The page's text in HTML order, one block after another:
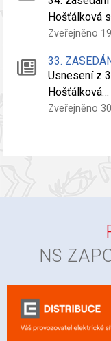
Hošťálková
Zveřejněno
33.
Usnesení z
Hošťálková…
Zveřejněno
NS